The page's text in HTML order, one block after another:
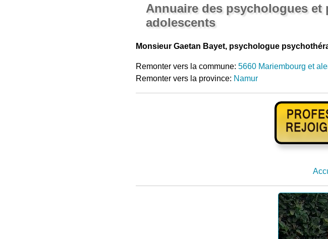
Annuaire des psychologues
adolescents
Monsieur Gaetan Bayet, psychologue
Remonter vers la commune: 5660 Mariembourg et
Remonter vers la province: Namur